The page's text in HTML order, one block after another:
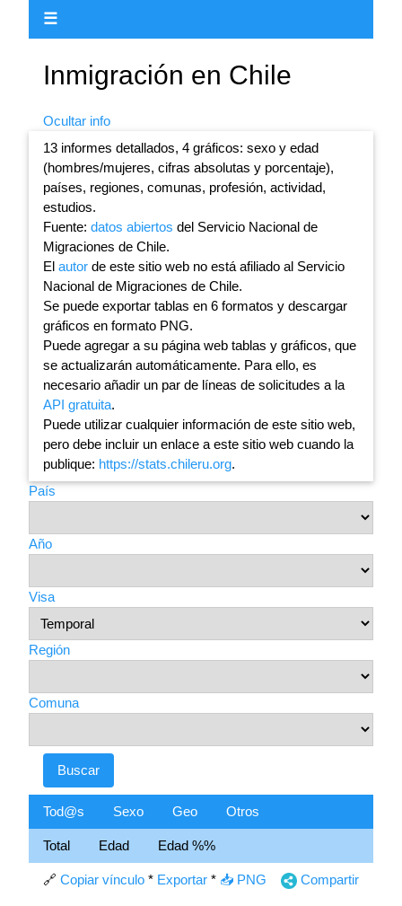
☰
Inmigración en Chile
Ocultar info
13 informes detallados, 4 gráficos: sexo y edad
(hombres/mujeres, cifras absolutas y porcentaje),
países, regiones, comunas, profesión, actividad,
estudios.
Fuente: datos abiertos del Servicio Nacional de
Migraciones de Chile.
El autor de este sitio web no está afiliado al Servicio
Nacional de Migraciones de Chile.
Se puede exportar tablas en 6 formatos y descargar
gráficos en formato PNG.
Puede agregar a su página web tablas y gráficos, que
se actualizarán automáticamente. Para ello, es
necesario añadir un par de líneas de solicitudes a la
API gratuita.
Puede utilizar cualquier información de este sitio web,
pero debe incluir un enlace a este sitio web cuando la
publique: https://stats.chileru.org.
País
Año
Visa
Región
Comuna
Tod@s Sexo Geo Otros
Total Edad Edad %%
🔗 Copiar vínculo * Exportar * 📥 PNG Compartir